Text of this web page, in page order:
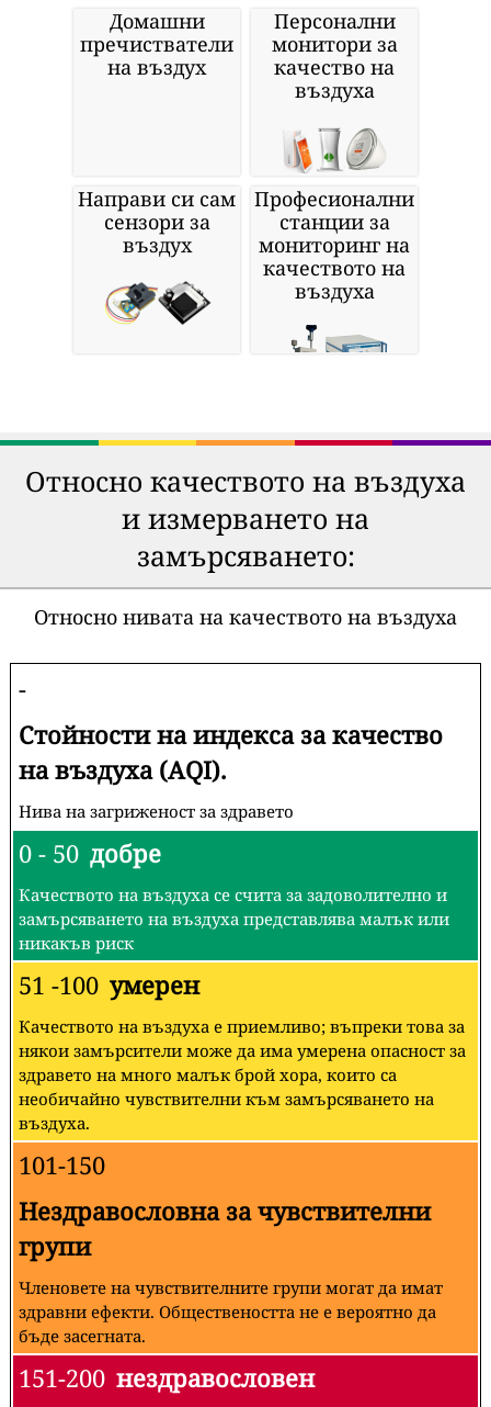
Домашни
пречистватели
на въздух
Персонални
монитори за
качество на
въздуха
Направи си сам
сензори за
въздух
Професионални
станции за
мониторинг на
качеството на
въздуха
Относно качеството на въздуха
и измерването на
замърсяването:
Относно нивата на качеството на въздуха
-
Стойности на индекса за качество
на въздуха (AQI).
Нива на загриженост за здравето
0 - 50 добре
Качеството на въздуха се счита за задоволително и
замърсяването на въздуха представлява малък или
никакъв риск
51 -100 умерен
Качеството на въздуха е приемливо; въпреки това за
някои замърсители може да има умерена опасност за
здравето на много малък брой хора, които са
необичайно чувствителни към замърсяването на
въздуха.
101-150
Нездравословна за чувствителни
групи
Членовете на чувствителните групи могат да имат
здравни ефекти. Обществеността не е вероятно да
бъде засегната.
151-200 нездравословен